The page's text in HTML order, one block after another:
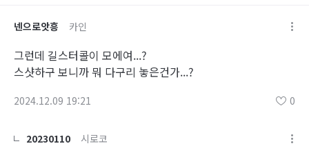
넨으로앗흥 카인
그런데 길스터콜이 모에여...?
스샷하구 보니까 뭐 다구리 놓은건가...?
2024.12.09 19:21 0
20230110 시로코